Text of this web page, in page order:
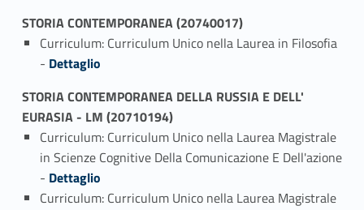
STORIA CONTEMPORANEA (20740017)
Curriculum: Curriculum Unico nella Laurea in Filosofia
- Link identifier #identifier_person_170715-1
Dettaglio
STORIA CONTEMPORANEA DELLA RUSSIA E DELL'
EURASIA - LM (20710194)
Curriculum: Curriculum Unico nella Laurea Magistrale
in Scienze Cognitive Della Comunicazione E Dell'azione
- Link identifier #identifier_person_46167-1
Dettaglio
Curriculum: Curriculum Unico nella Laurea Magistrale